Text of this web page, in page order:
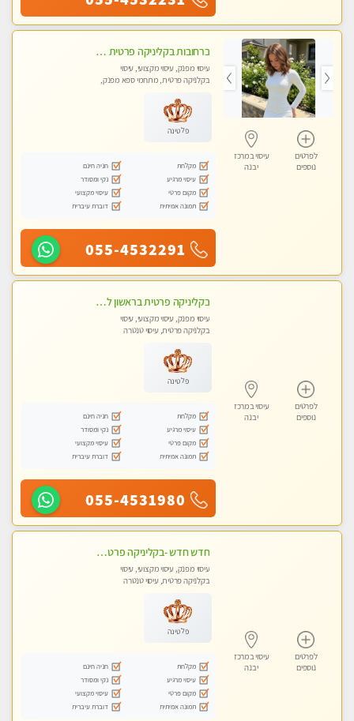
לפרטים
נוספים
עיסוי במרכז
יבנה
ברחובות בקליניקה פרטית כל סוגי העיסויים מעסה מקצועית ואיכותית פרטי!!
עיסוי מפנק, עיסוי מקצועי, עיסוי
בקלניקה פרטית, מתחמי ספא מפנק,
פלטינה
מקלחת
חניה חינם
עיסוי מרגיע
נקי ומסודר
מקום פרטי
עיסוי מקצועי
תמונה אמיתית
דוברת עיברית
055-4532291
לפרטים
נוספים
עיסוי במרכז
יבנה
בקליניקה פרטית בראשון לציון שירות vip לרציניים בלבד! מומלץ!!-ללא מין !!
עיסוי מפנק, עיסוי מקצועי, עיסוי
בקלניקה פרטית, עיסוי טנטרה
פלטינה
מקלחת
חניה חינם
עיסוי מרגיע
נקי ומסודר
מקום פרטי
עיסוי מקצועי
תמונה אמיתית
דוברת עיברית
055-4531980
לפרטים
נוספים
עיסוי במרכז
יבנה
חדש חדש -בקליניקה פרטית שירות vip לרציניים בלבד! מומלץ!!-ללא מין !!
עיסוי מפנק, עיסוי מקצועי, עיסוי
בקלניקה פרטית, עיסוי טנטרה
פלטינה
מקלחת
חניה חינם
עיסוי מרגיע
נקי ומסודר
מקום פרטי
עיסוי מקצועי
תמונה אמיתית
דוברת עיברית